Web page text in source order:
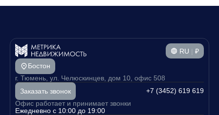
RU | ₽
Бостон
г. Тюмень, ул. Челюскинцев, дом 10, офис 508
Заказать звонок
+7 (3452) 619 619
Офис работает и принимает звонки
Ежедневно с 10:00 до 19:00